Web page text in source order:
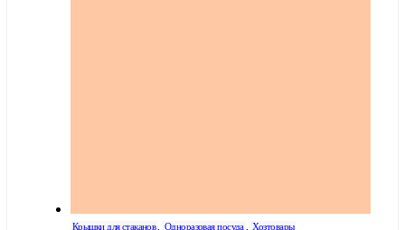
Крышки для стаканов Одноразовая посуда Хозтовары